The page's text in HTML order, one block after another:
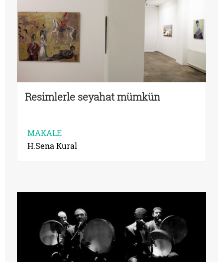
Resimlerle seyahat mümkün
MAKALE
H.Sena Kural